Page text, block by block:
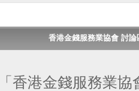
香港金錢服務業協會 討
香港金錢服務業